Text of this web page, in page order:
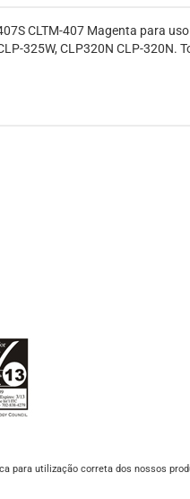
CLTM-407 Magenta para
325W, CLP320N CLP-
para utilização correta dos nossos